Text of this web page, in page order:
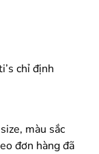
chỉ định
màu sắc
đơn hàng đã